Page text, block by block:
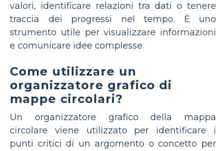
valori, identificare relazioni tra dati o tenere
traccia dei progressi nel tempo. È uno
strumento utile per visualizzare informazioni
e comunicare idee complesse.
Come utilizzare un
organizzatore grafico di
mappe circolari?
Un organizzatore grafico della mappa
circolare viene utilizzato per identificare i
punti critici di un argomento o concetto per